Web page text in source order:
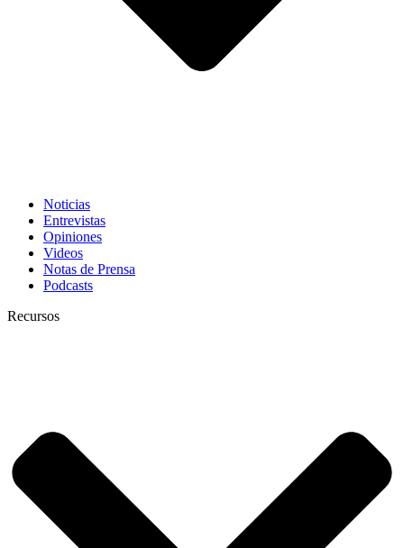
Noticias
Entrevistas
Opiniones
Videos
Notas de Prensa
Podcasts
Recursos